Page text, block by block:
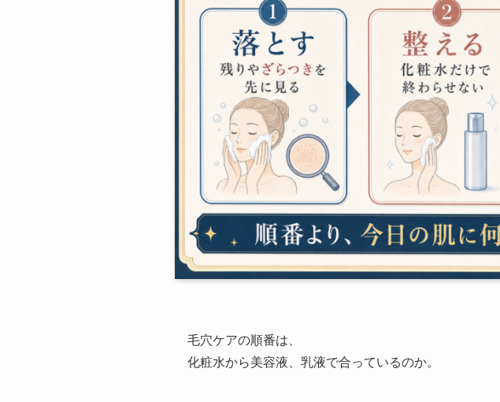
毛穴ケアの順番は、
化粧水から美容液、乳液で合っているのか。